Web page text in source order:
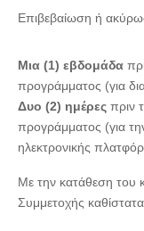
Επιβεβαίωση ή
Μια (1) εβδομάδα
προγράμματος (για
Δυο (2) ημέρες πριν
προγράμματος (για
ηλεκτρονικής
Με την κατάθεση του
Συμμετοχής